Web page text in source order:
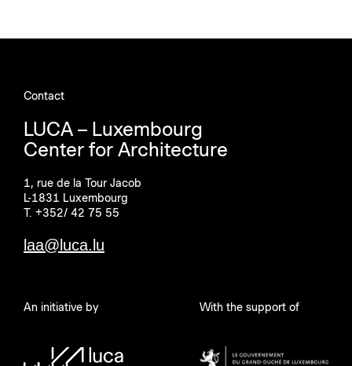
Contact
LUCA – Luxembourg
Center for Architecture
1, rue de la Tour Jacob
L-1831 Luxembourg
T. +352/ 42 75 55
laa@luca.lu
An initiative by With the support of